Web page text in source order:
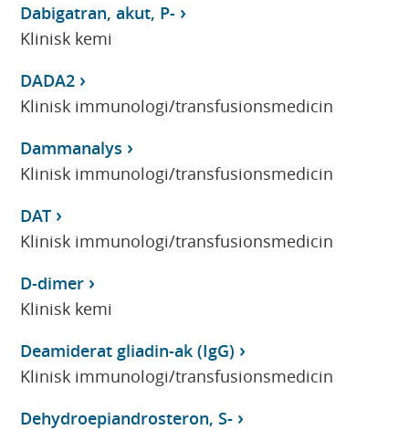
Dabigatran, akut, P-
Klinisk kemi
DADA2
Klinisk immunologi/transfusionsmedicin
Dammanalys
Klinisk immunologi/transfusionsmedicin
DAT
Klinisk immunologi/transfusionsmedicin
D-dimer
Klinisk kemi
Deamiderat gliadin-ak (IgG)
Klinisk immunologi/transfusionsmedicin
Dehydroepiandrosteron, S-